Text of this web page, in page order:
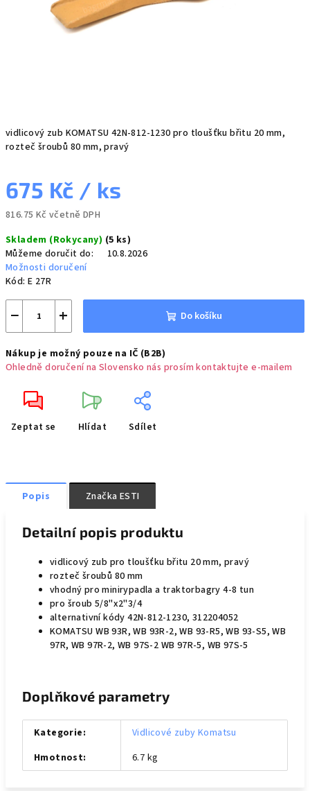
vidlicový zub KOMATSU 42N-812-1230 pro tloušťku břitu 20 mm,
rozteč šroubů 80 mm, pravý
675 Kč / ks
816.75 Kč včetně DPH
cena:
Skladem (Rokycany) (5 ks)
Můžeme doručit do:
10.8.2026
Možnosti doručení
Kód: E 27R
+
− Do košíku
Nákup je možný pouze na IČ (B2B)
Ohledně doručení na Slovensko nás prosím kontaktujte e-mailem
Zeptat se Hlídat Sdílet
Popis Značka ESTI
Detailní popis produktu
vidlicový zub pro tloušťku břitu 20 mm, pravý
rozteč šroubů 80 mm
vhodný pro minirypadla a traktorbagry 4-8 tun
pro šroub 5/8"x2"3/4
alternativní kódy 42N-812-1230, 312204052
KOMATSU WB 93R, WB 93R-2, WB 93-R5, WB 93-S5, WB
97R, WB 97R-2, WB 97S-2 WB 97R-5, WB 97S-5
Doplňkové parametry
Kategorie:
Vidlicové zuby Komatsu
Hmotnost: 6.7 kg